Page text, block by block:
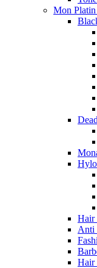
Mon Platin
Hair
Anti
Hair